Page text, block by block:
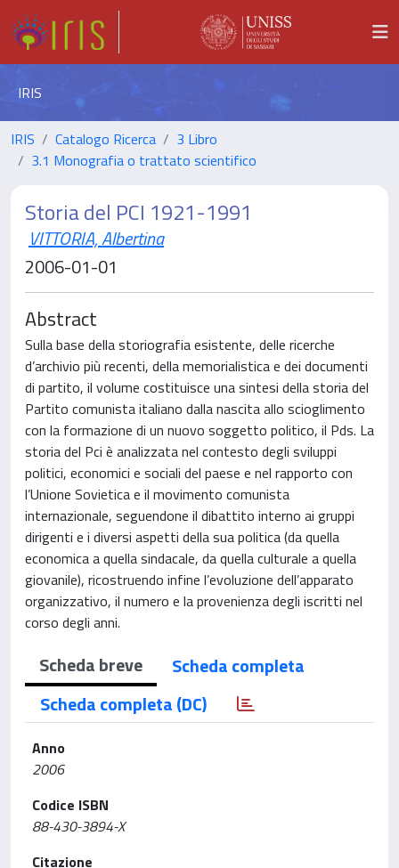
IRIS
IRIS Catalogo Ricerca
3 Libro
3.1 Monografia o trattato scientifico
Storia del PCI 1921-1991
VITTORIA, Albertina
2006-01-01
Abstract
Sulla base della storiografia esistente, delle ricerche
d’archivio più recenti, della memorialistica e dei documenti
di partito, il volume costituisce una sintesi della storia del
Partito comunista italiano dalla nascita allo scioglimento
con la formazione di un nuovo soggetto politico, il Pds. La
storia del Pci è analizzata nel contesto degli sviluppi
politici, economici e sociali del paese e nel rapporto con
l’Unione Sovietica e il movimento comunista
internazionale, seguendone il dibattito interno ai gruppi
dirigenti e i diversi aspetti della sua politica (da quella
economica a quella sindacale, da quella culturale a quella
giovanile), ricostruendo infine l’evoluzione dell’apparato
organizzativo, il numero e la provenienza degli iscritti nel
corso degli anni.
Scheda breve
Scheda completa
Scheda completa (DC)
Anno
2006
Codice ISBN
88-430-3894-X
Citazione